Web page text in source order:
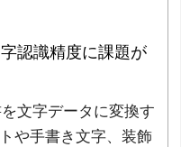
認識精度に課題が
文字データに変換す
や手書き文字、装飾